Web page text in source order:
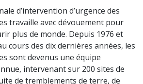
d’intervention d’urgence des
travaille avec dévouement pour
plus de monde. Depuis 1976 et
cours des dix dernières années, les
sont devenus une équipe
intervenant sur 200 sites de
de tremblements de terre, de